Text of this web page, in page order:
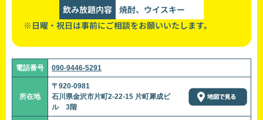
飲み放題内容 焼酎、ウイスキー
※日曜・祝日は事前にご相談をお願いいたします。
電話番号 090-9446-5291
所在地
〒920-0981
石川県金沢市片町2-22-15 片町犀成ビ
ル 3階